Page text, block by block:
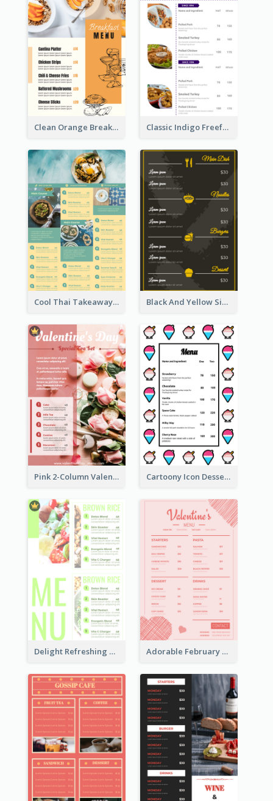
Clean Orange Breakfast Cafe Menu Design Classic Indigo Freeform Restaurants Menu
Cool Thai Takeaway Menu Design Template Black And Yellow Simple Restaurant Menu Ideas
Pink 2-Column Valentine's Day Menu For Tea Cartoony Icon Dessert Menu Design Ideas
Delight Refreshing Green Menu Design Idea Adorable February Seasonal Menu Design Ideas